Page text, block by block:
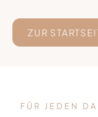
ZUR
FÜR JEDEN